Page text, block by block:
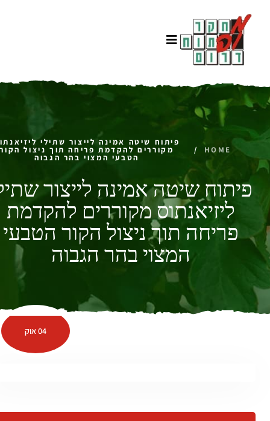
HOME
/
פיתוח שיטה אמינה לייצור שתילי
מקוררים להקדמת פריחה תוך ניצול הקור
הטבעי המצוי בהר הגבוה
פיתוח שיטה אמינה לייצור
ליזיאנתוס מקוררים להקדמת
פריחה תוך ניצול הקור הטבעי
המצוי בהר הגבוה
04 אוק